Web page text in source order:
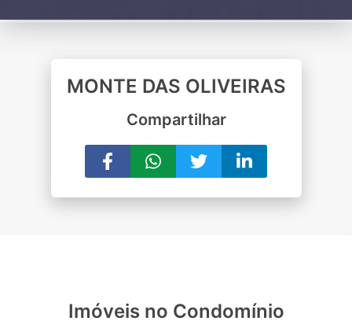
MONTE DAS OLIVEIRAS
Compartilhar
Imóveis no Condomínio